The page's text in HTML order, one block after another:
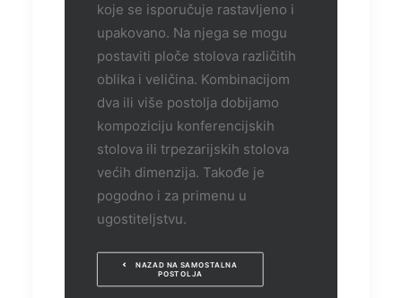
koje se isporučuje rastavljeno i
upakovano. Na njega se mogu
postaviti ploče stolova različitih
oblika i veličina. Kombinacijom
dva ili više postolja dobijamo
kompoziciju konferencijskih
stolova ili trpezarijskih stolova
većih dimenzija. Takođe je
pogodno i za primenu u
ugostiteljstvu.
NAZAD NA SAMOSTALNA
POSTOLJA